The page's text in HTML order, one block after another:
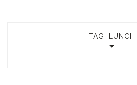
TAG: LUNCH